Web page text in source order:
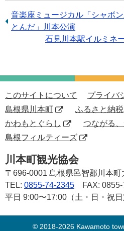
前
の
音楽座ミュージカル「シャボ
とんだ」川本公演
次
事：
石見川本駅イルミネ
このサイトについて
プライバ
島根県川本町
ふるさと納税
かわもとぐらし
つながる、
島根フィルティーズ
川本町観光協会
〒696-0001 島根県邑智郡川本町
TEL: 0855-74-2345
FAX:
平日 9:00〜17:00（土・日・祝日
© 2018-2026 Kawamoto